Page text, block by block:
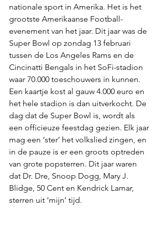
nationale sport in Amerika. Het is het
grootste Amerikaanse Football-
evenement van het jaar. Dit jaar was de
Super Bowl op zondag 13 februari
tussen de Los Angeles Rams en de
Cincinatti Bengals in het SoFi-stadion
waar 70.000 toeschouwers in kunnen.
Een kaartje kost al gauw 4.000 euro en
het hele stadion is dan uitverkocht. De
dag dat de Super Bowl is, wordt als
een officieuze feestdag gezien. Elk jaar
mag een ‘ster’ het volkslied zingen, en
in de pauze is er een groots optreden
van grote popsterren. Dit jaar waren
dat Dr. Dre, Snoop Dogg, Mary J.
Blidge, 50 Cent en Kendrick Lamar,
sterren uit ‘mijn’ tijd.